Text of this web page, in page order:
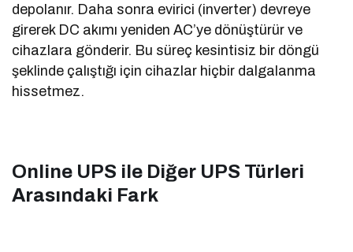
depolanır. Daha sonra evirici (inverter) devreye
girerek DC akımı yeniden AC’ye dönüştürür ve
cihazlara gönderir. Bu süreç kesintisiz bir döngü
şeklinde çalıştığı için cihazlar hiçbir dalgalanma
hissetmez.
Online UPS ile Diğer UPS Türleri
Arasındaki Fark